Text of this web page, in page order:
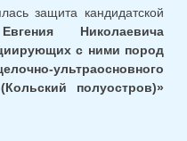
защита кандидатской
Николаевича
с ними пород
ультраосновного
полуостров)»